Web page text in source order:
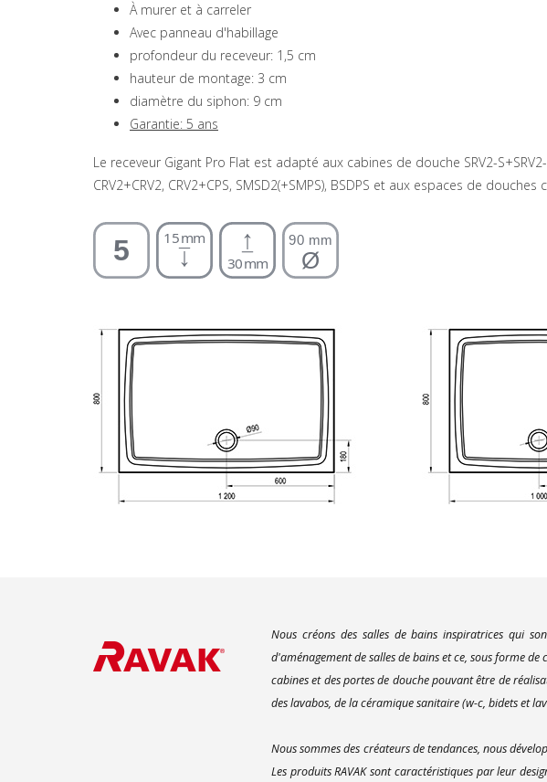
À murer et à carreler
Avec panneau d'habillage
profondeur du receveur: 1,5 cm
hauteur de montage: 3 cm
diamètre du siphon: 9 cm
Garantie: 5 ans
Le receveur Gigant Pro Flat est adapté aux cabines de douche SRV2-S+SRV2-S,
CRV2+CRV2, CRV2+CPS, SMSD2(+SMPS), BSDPS et aux espaces de
Nous créons des salles de bains inspiratrices qui
d'aménagement de salles de bains et ce, sous forme
cabines et des portes de douche pouvant être de
des lavabos, de la céramique sanitaire (w-c, bidets et
Nous sommes des créateurs de tendances, nous
Les produits RAVAK sont caractéristiques par leur